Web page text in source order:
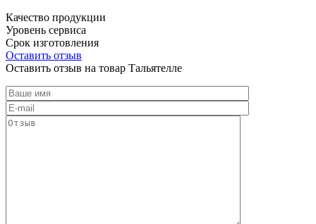
Качество продукции
Уровень сервиса
Срок изготовления
Оставить отзыв
Оставить отзыв на товар Тальятелле